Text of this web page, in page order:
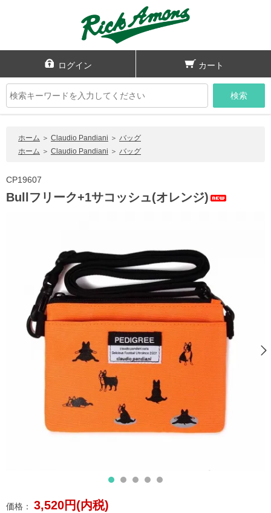
ログイン カート
検索
ホーム ＞ Claudio Pandiani ＞ バッグ
ホーム ＞ Claudio Pandiani ＞ バッグ
CP19607
Bullフリーク+1サコッシュ(オレンジ)
価格： 3,520円(内税)